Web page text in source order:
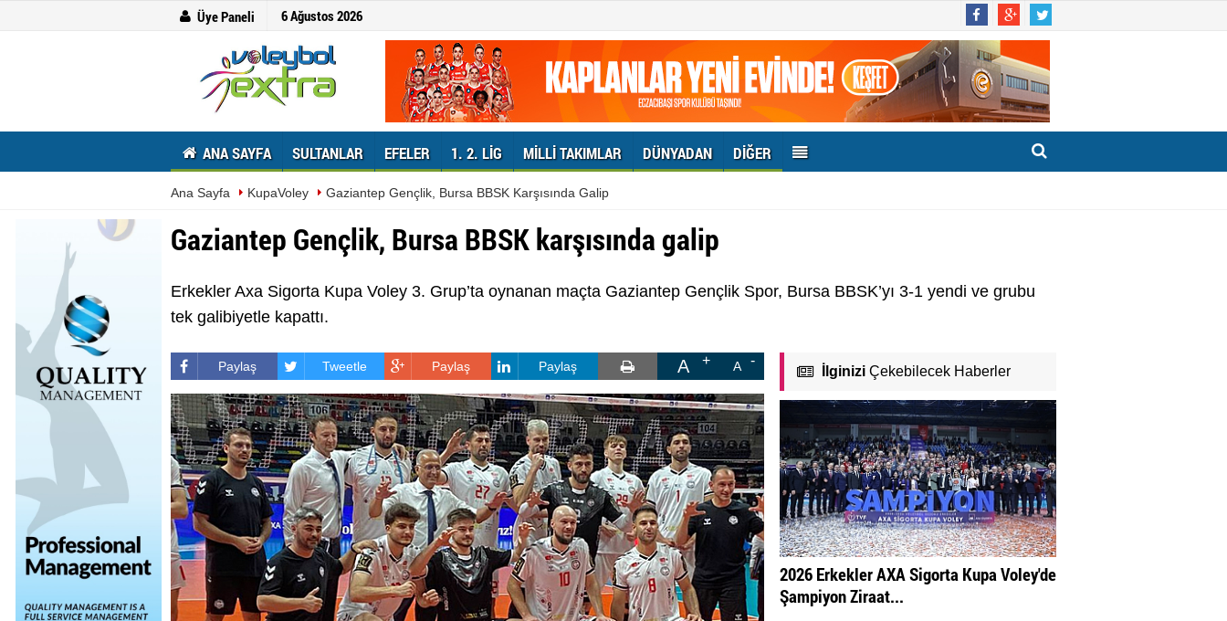
Üye Paneli 6 Ağustos 2026
ANA SAYFA SULTANLAR EFELER 1. 2. LIG MILLI TAKIMLAR DÜNYADAN DIĞER
Ana Sayfa KupaVoley Gaziantep Gençlik, Bursa BBSK Karşısında Galip
Gaziantep Gençlik, Bursa BBSK karşısında galip
Erkekler Axa Sigorta Kupa Voley 3. Grup’ta oynanan maçta Gaziantep Gençlik Spor, Bursa BBSK’yı 3-1 yendi ve grubu
tek galibiyetle kapattı.
Paylaş Tweetle Paylaş Paylaş A A İlginiziÇekebilecek Haberler
2026 Erkekler AXA Sigorta Kupa Voley'de
Şampiyon Ziraat...